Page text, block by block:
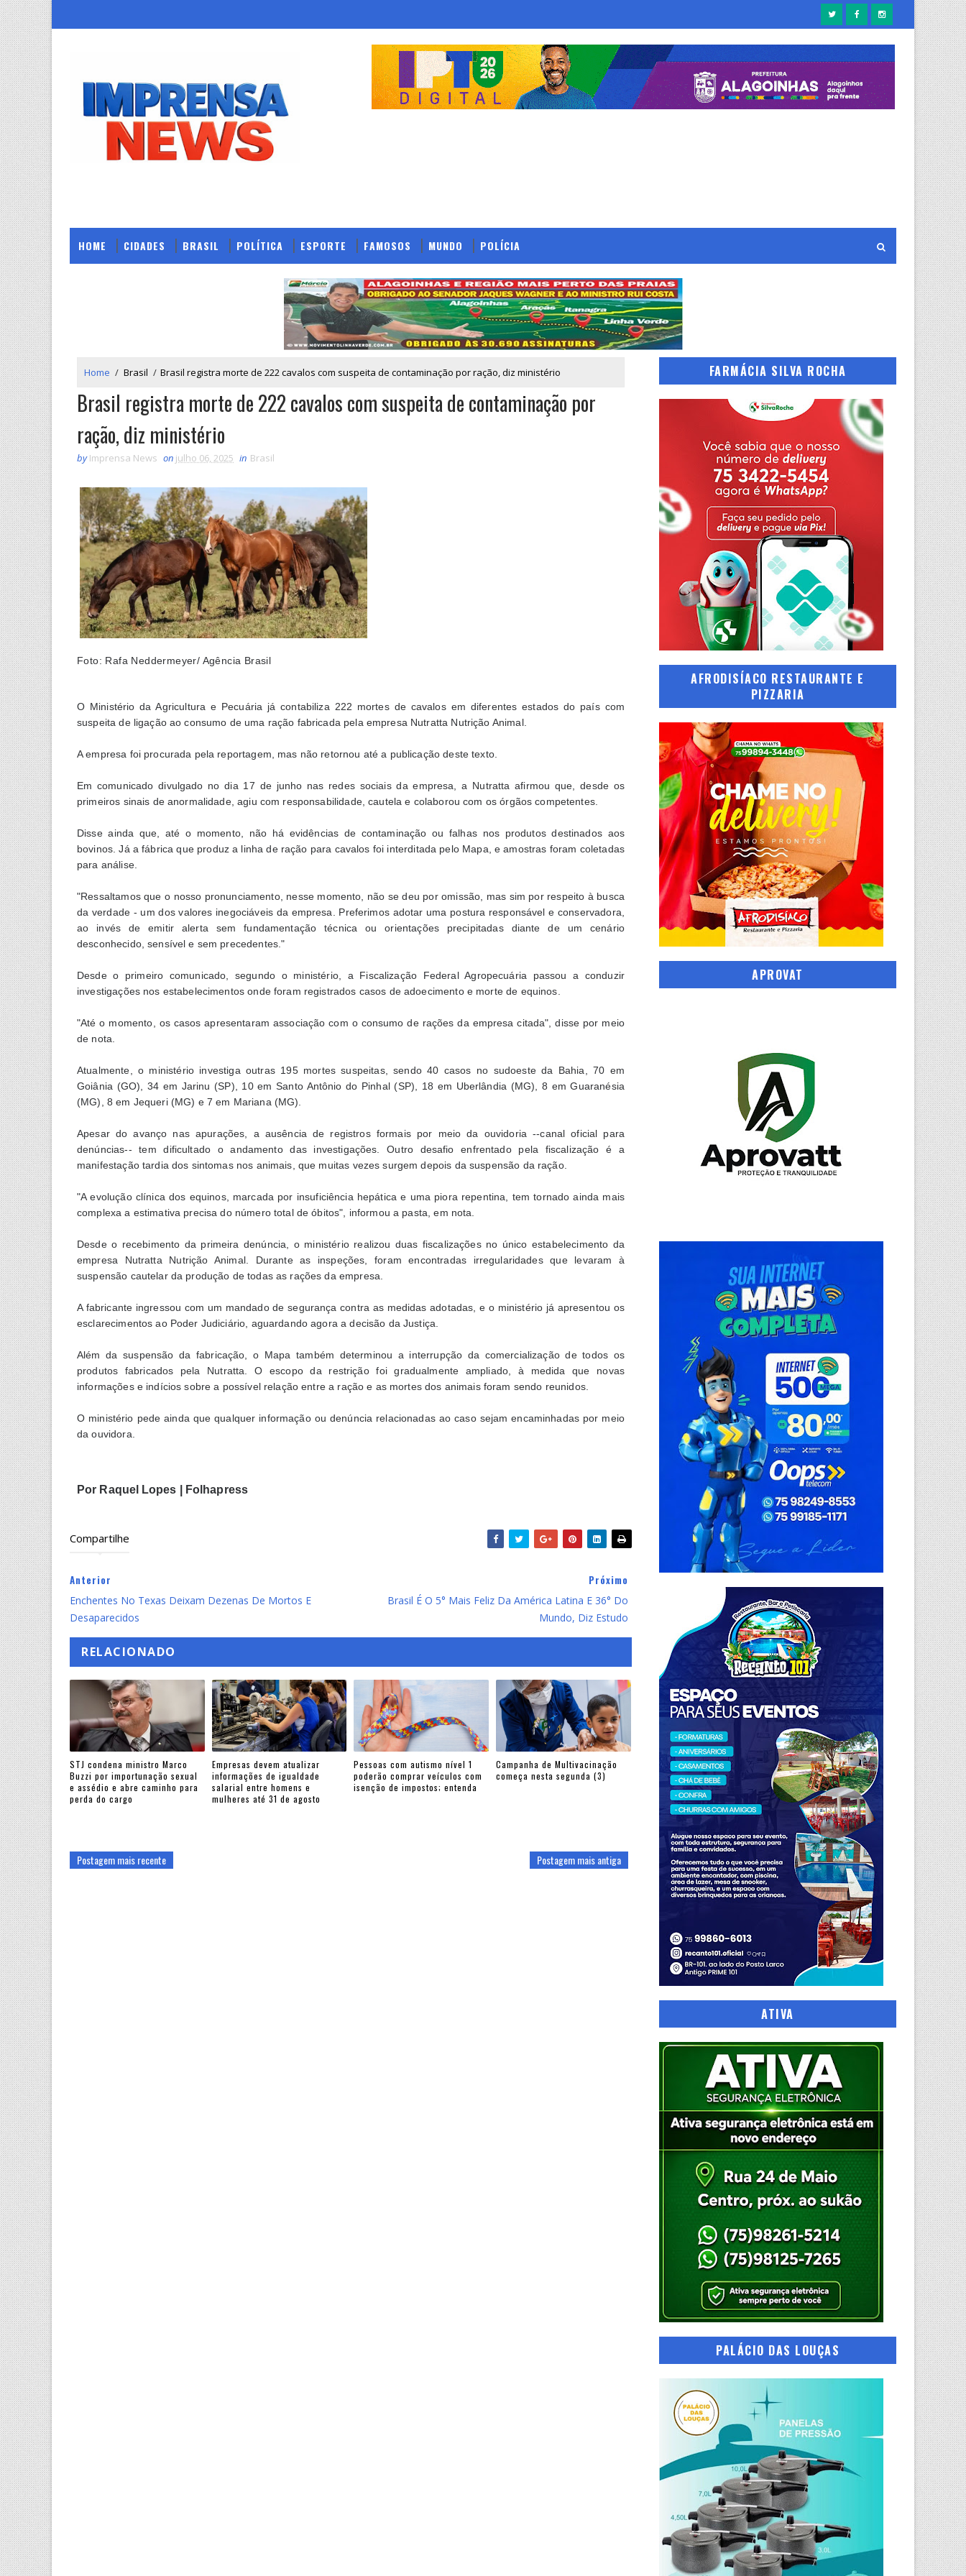
HOME CIDADES BRASIL POLÍTICA ESPORTE FAMOSOS MUNDO POLÍCIA
Home / Brasil / Brasil registra morte de 222 cavalos com suspeita de contaminação por ração, diz ministério
Brasil registra morte de 222 cavalos com suspeita de contaminação por
ração, diz ministério
by Imprensa News on julho 06, 2025 in Brasil
Foto: Rafa Neddermeyer/ Agência Brasil
O Ministério da Agricultura e Pecuária já contabiliza 222 mortes de cavalos em diferentes estados do país com
suspeita de ligação ao consumo de uma ração fabricada pela empresa Nutratta Nutrição Animal.
A empresa foi procurada pela reportagem, mas não retornou até a publicação deste texto.
Em comunicado divulgado no dia 17 de junho nas redes sociais da empresa, a Nutratta afirmou que, desde os
primeiros sinais de anormalidade, agiu com responsabilidade, cautela e colaborou com os órgãos competentes.
Disse ainda que, até o momento, não há evidências de contaminação ou falhas nos produtos destinados aos
bovinos. Já a fábrica que produz a linha de ração para cavalos foi interditada pelo Mapa, e amostras foram coletadas
para análise.
"Ressaltamos que o nosso pronunciamento, nesse momento, não se deu por omissão, mas sim por respeito à busca
da verdade - um dos valores inegociáveis da empresa. Preferimos adotar uma postura responsável e conservadora,
ao invés de emitir alerta sem fundamentação técnica ou orientações precipitadas diante de um cenário
desconhecido, sensível e sem precedentes."
Desde o primeiro comunicado, segundo o ministério, a Fiscalização Federal Agropecuária passou a conduzir
investigações nos estabelecimentos onde foram registrados casos de adoecimento e morte de equinos.
"Até o momento, os casos apresentaram associação com o consumo de rações da empresa citada", disse por meio
de nota.
Atualmente, o ministério investiga outras 195 mortes suspeitas, sendo 40 casos no sudoeste da Bahia, 70 em
Goiânia (GO), 34 em Jarinu (SP), 10 em Santo Antônio do Pinhal (SP), 18 em Uberlândia (MG), 8 em Guaranésia
(MG), 8 em Jequeri (MG) e 7 em Mariana (MG).
Apesar do avanço nas apurações, a ausência de registros formais por meio da ouvidoria --canal oficial para
denúncias-- tem dificultado o andamento das investigações. Outro desafio enfrentado pela fiscalização é a
manifestação tardia dos sintomas nos animais, que muitas vezes surgem depois da suspensão da ração.
"A evolução clínica dos equinos, marcada por insuficiência hepática e uma piora repentina, tem tornado ainda mais
complexa a estimativa precisa do número total de óbitos", informou a pasta, em nota.
Desde o recebimento da primeira denúncia, o ministério realizou duas fiscalizações no único estabelecimento da
empresa Nutratta Nutrição Animal. Durante as inspeções, foram encontradas irregularidades que levaram à
suspensão cautelar da produção de todas as rações da empresa.
A fabricante ingressou com um mandado de segurança contra as medidas adotadas, e o ministério já apresentou os
esclarecimentos ao Poder Judiciário, aguardando agora a decisão da Justiça.
Além da suspensão da fabricação, o Mapa também determinou a interrupção da comercialização de todos os
produtos fabricados pela Nutratta. O escopo da restrição foi gradualmente ampliado, à medida que novas
informações e indícios sobre a possível relação entre a ração e as mortes dos animais foram sendo reunidos.
O ministério pede ainda que qualquer informação ou denúncia relacionadas ao caso sejam encaminhadas por meio
da ouvidora.
Por Raquel Lopes | Folhapress
Compartilhe
Anterior
Enchentes No Texas Deixam Dezenas De Mortos E
Desaparecidos
Próximo
Brasil É O 5° Mais Feliz Da América Latina E 36° Do
Mundo, Diz Estudo
RELACIONADO
STJ condena ministro Marco
Buzzi por importunação sexual
e assédio e abre caminho para
perda do cargo
Empresas devem atualizar
informações de igualdade
salarial entre homens e
mulheres até 31 de agosto
Pessoas com autismo nível 1
poderão comprar veículos com
isenção de impostos; entenda
Campanha de Multivacinação
começa nesta segunda (3)
Postagem mais recente Postagem mais antiga
FARMÁCIA SILVA ROCHA
AFRODISÍACO RESTAURANTE E
PIZZARIA
APROVAT
ATIVA
PALÁCIO DAS LOUÇAS